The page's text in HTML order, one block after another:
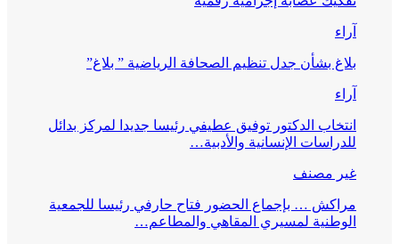
آراء
بلاغ بشأن جدل تنظيم الصحافة الرياضية ” بلاغ”
آراء
انتخاب الدكتور توفيق عطيفي رئيسا جديدا لمركز بدائل
للدراسات الإنسانية والأدبية…
غير مصنف
مراكش … بإجماع الحضور فتاح حارفي رئيسا للجمعية
الوطنية لمسيري المقاهي والمطاعم…